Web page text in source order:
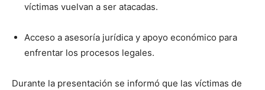
víctimas vuelvan a ser atacadas.
Acceso a asesoría jurídica y apoyo económico para
enfrentar los procesos legales.
Durante la presentación se informó que las víctimas de